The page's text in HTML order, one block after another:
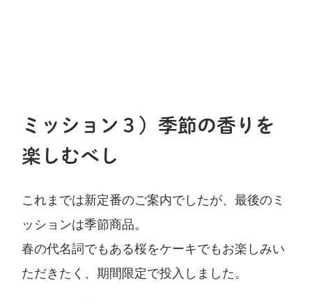
ミッション３）季節の香りを
楽しむべし
これまでは新定番のご案内でしたが、最後のミ
ッションは季節商品。
春の代名詞でもある桜をケーキでもお楽しみい
ただきたく、期間限定で投入しました。